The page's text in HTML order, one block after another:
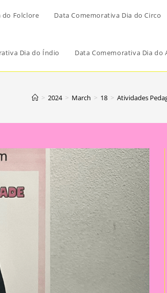
do Folclore Data Comemorativa Dia do Circo
Dia do Índio Data Comemorativa Dia do
> 2024 > March > 18 > Atividades